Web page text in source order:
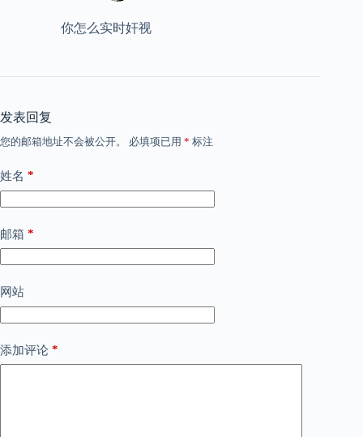
你怎么实时奸视
发表回复
您的邮箱地址不会被公开。 必填项已用 * 标注
姓名 *
邮箱 *
网站
添加评论 *